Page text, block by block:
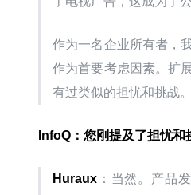
作为一名企业所有者，
作为首要考虑因素。扩
有过类似的担忧和挑战。
InfoQ：您刚提及了担忧
Huraux ：当然。产品